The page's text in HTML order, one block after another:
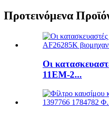
Προτεινόμενα
Οι
11EM-2...